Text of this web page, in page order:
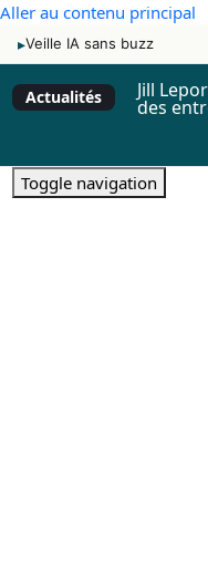
Aller au contenu principal
▸Veille IA sans buzz
Actualités Jill
des
Toggle navigation